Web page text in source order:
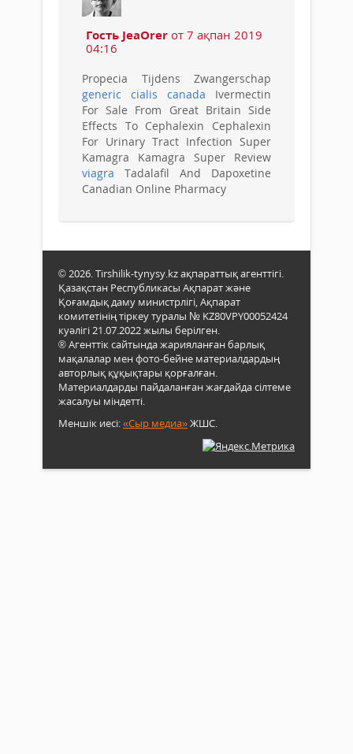
Гость JeaOrer от 7 ақпан 2019
04:16
Propecia Tijdens Zwangerschap
generic cialis canada Ivermectin
For Sale From Great Britain Side
Effects To Cephalexin Cephalexin
For Urinary Tract Infection Super
Kamagra Kamagra Super Review
viagra Tadalafil And Dapoxetine
Canadian Online Pharmacy
© 2026. Tirshilik-tynysy.kz ақпараттық агенттігі.
Қазақстан Республикасы Ақпарат және
Қоғамдық даму министрлігі, Ақпарат
комитетінің тіркеу туралы № KZ80VPY00052424
куәлігі 21.07.2022 жылы берілген.
® Агенттік сайтында жарияланған барлық
мақалалар мен фото-бейне материалдардың
авторлық құқықтары қорғалған.
Материалдарды пайдаланған жағдайда сілтеме
жасалуы міндетті.
Меншік иесі:«Сыр медиа»ЖШС.